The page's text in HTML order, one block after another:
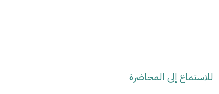
للاستماع إلى المحاضرة